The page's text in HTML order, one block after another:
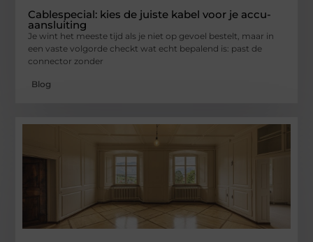
Cablespecial: kies de juiste kabel voor je accu-
aansluiting
Je wint het meeste tijd als je niet op gevoel bestelt, maar in
een vaste volgorde checkt wat echt bepalend is: past de
connector zonder
Blog